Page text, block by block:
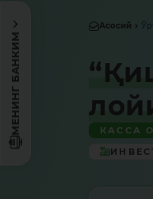
МЕНИНГ БАНКИМ
Асосий
КАССА